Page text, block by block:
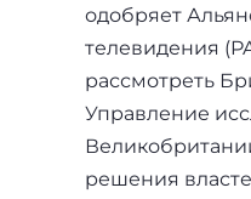
одобряет
телевидения
рассмотреть
Управление
решения